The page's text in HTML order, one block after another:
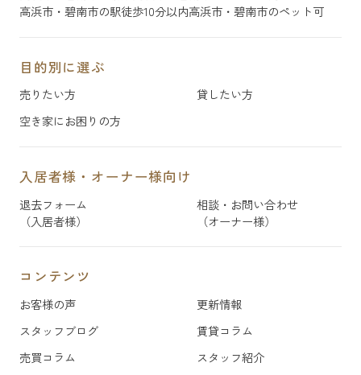
高浜市・碧南市の駅徒歩10分以内高浜市・碧南市のペット可
目的別に選ぶ
売りたい方
貸したい方
空き家にお困りの方
入居者様・オーナー様向け
退去フォーム
（入居者様）
相談・お問い合わせ
（オーナー様）
コンテンツ
お客様の声
更新情報
スタッフブログ
賃貸コラム
売買コラム
スタッフ紹介